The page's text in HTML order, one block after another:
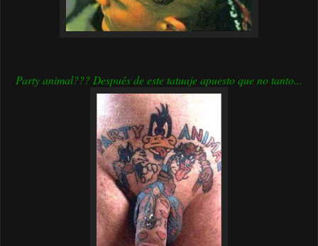
Party animal??? Después de este tatuaje apuesto que no tanto...